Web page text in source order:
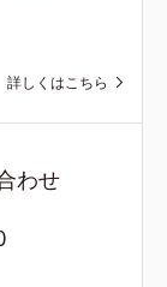
詳しくはこちら
わせ